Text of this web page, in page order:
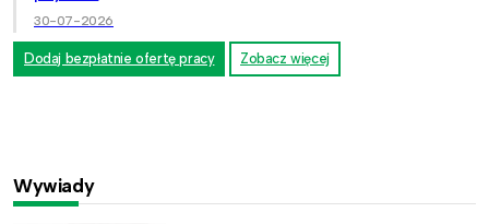
30-07-2026
Dodaj bezpłatnie ofertę pracy Zobacz więcej
Wywiady